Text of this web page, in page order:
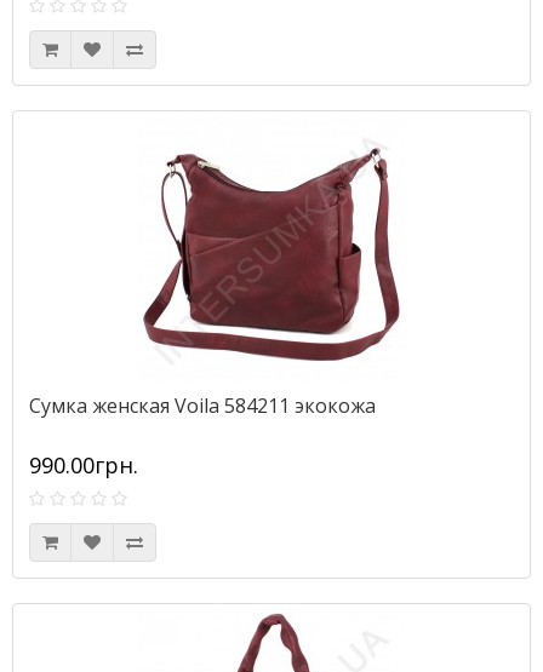
Сумка женская Voila 584211 экокожа
990.00грн.